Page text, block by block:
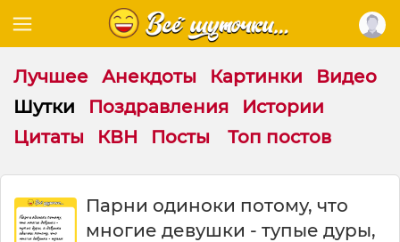
Лучшее Анекдоты Картинки
Видео
Шутки
Поздравления
Истории
Цитаты
КВН Посты Топ постов
Парни одиноки потому, что
многие девушки - тупые дуры,